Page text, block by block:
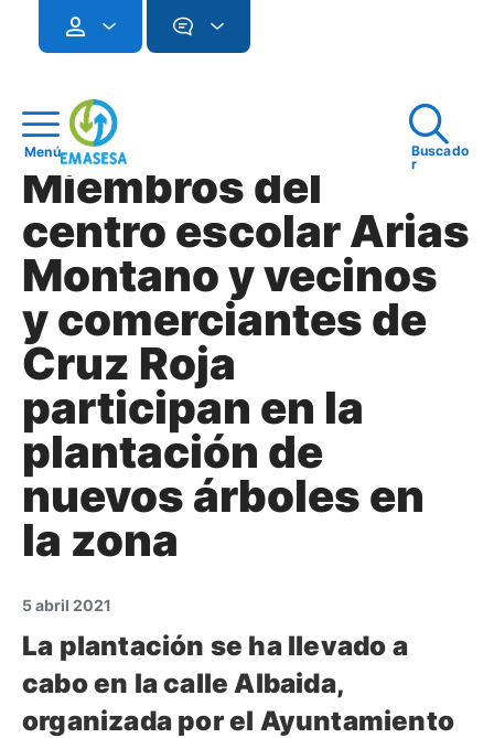
Menú
Buscado
r
Miembros del
centro escolar Arias
Montano y vecinos
y comerciantes de
Cruz Roja
participan en la
plantación de
nuevos árboles en
la zona
5 abril 2021
La plantación se ha llevado a
cabo en la calle Albaida,
organizada por el Ayuntamiento